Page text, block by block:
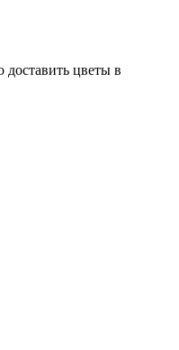
доставить цветы в